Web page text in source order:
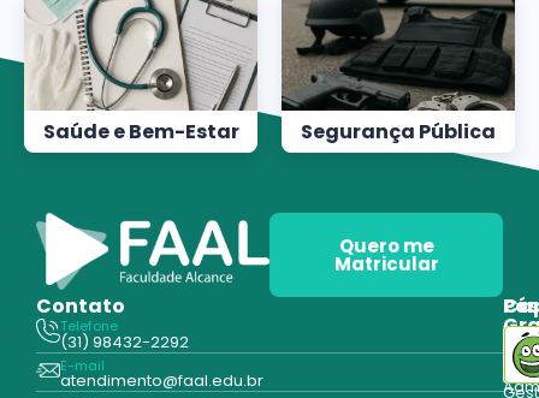
Saúde e Bem-Estar Segurança Pública
Quero me
Matricular
Contato
Telefone
(31) 98432-2292
E-mail
atendimento@faal.edu.br